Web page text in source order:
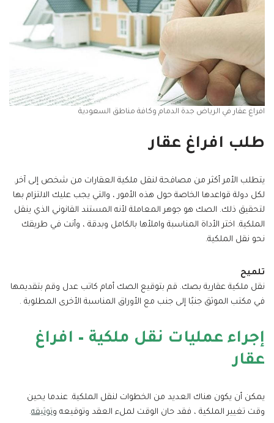
افراغ عقار في الرياض جدة الدمام وكافة مناطق السعودية
طلب افراغ عقار
يتطلب الأمر أكثر من مصافحة لنقل ملكية العقارات من شخص إلى آخر.
لكل دولة قواعدها الخاصة حول هذه الأمور ، والتي يجب عليك الالتزام بها
لتحقيق ذلك. الصك هو جوهر المعاملة لأنه المستند القانوني الذي ينقل
الملكية. اختر الأداة المناسبة واملأها بالكامل وبدقة ، وأنت في طريقك
نحو نقل الملكية.
تلميح
نقل ملكية عقارية بصك. قم بتوقيع الصك أمام كاتب عدل وقم بتقديمها
في مكتب الموثق جنبًا إلى جنب مع الأوراق المناسبة الأخرى المطلوبة .
إجراء عمليات نقل ملكية – افراغ
عقار
يمكن أن يكون هناك العديد من الخطوات لنقل الملكية. عندما يحين
وقت تغيير الملكية ، فقد حان الوقت لملء العقد وتوقيعه وتوثيقه.